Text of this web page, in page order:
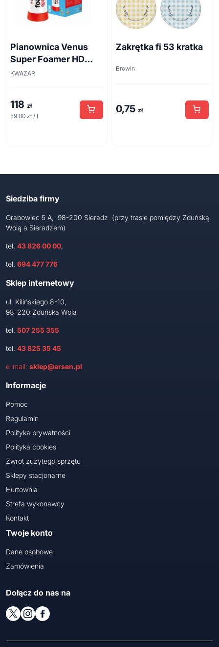
Pianownica Venus
Super Foamer HD
acid line 2L
KWAZAR
118 zł
59.00 zł / l
Zakrętka fi 53 kratka
Browin
0,75 zł
Siedziba firmy
Grabowiec 5 A, 98-200 Sieradz (przy trasie pomiędzy Zduńską
Wolą a Sieradzem)
tel. 43 826 00 00,
tel. 694 477 776
Sklep internetowy
ul. Kilińskiego 8-10,
98-220 Zduńska Wola
tel. 507 255 355
tel. 43 825 35 45
e-mail: sklep@arsen.pl
Informacje
Pomoc
Regulamin
Polityka prywatności
Polityka cookies
Zwrot zużytego sprzętu
Sklepy stacjonarne
Hurtownia
Strefa wykonawcy
Kontakt
Twoje konto
Dane osobowe
Zamówienia
Dołącz do nas na